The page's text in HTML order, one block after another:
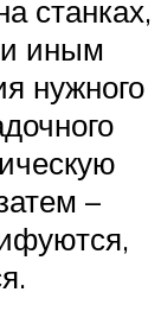
станках,
иным
нужного
–